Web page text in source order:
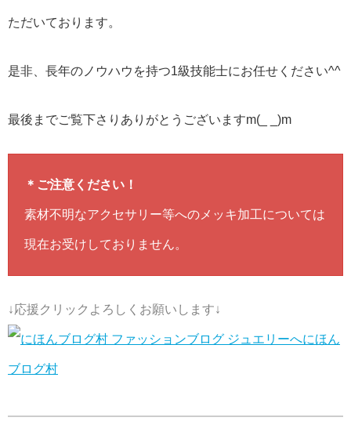
ただいております。
是非、長年のノウハウを持つ1級技能士にお任せください^^
最後までご覧下さりありがとうございますm(_ _)m
＊ご注意ください！
素材不明なアクセサリー等へのメッキ加工については
現在お受けしておりません。
↓応援クリックよろしくお願いします↓
にほん
ブログ村